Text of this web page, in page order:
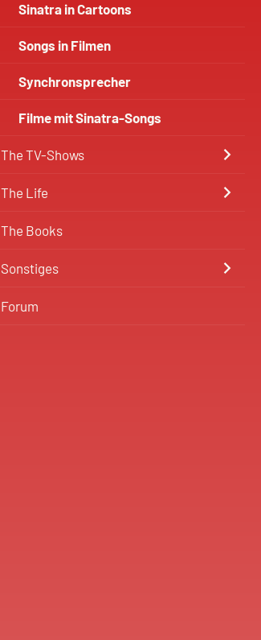
Sinatra in Cartoons
Songs in Filmen
Synchronsprecher
Filme mit Sinatra-Songs
The TV-Shows
The Life
The Books
Sonstiges
Forum